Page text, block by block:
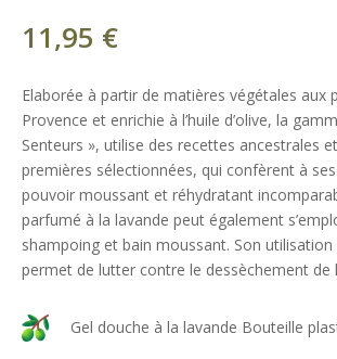
11,95 €
Elaborée à partir de matières végétales aux
Provence et enrichie à l’huile d’olive, la
Senteurs », utilise des recettes ancestrales
premières sélectionnées, qui confèrent à
pouvoir moussant et réhydratant
parfumé à la lavande peut également
shampoing et bain moussant. Son
permet de lutter contre le dessèchement de
Gel douche à la lavande Bouteille